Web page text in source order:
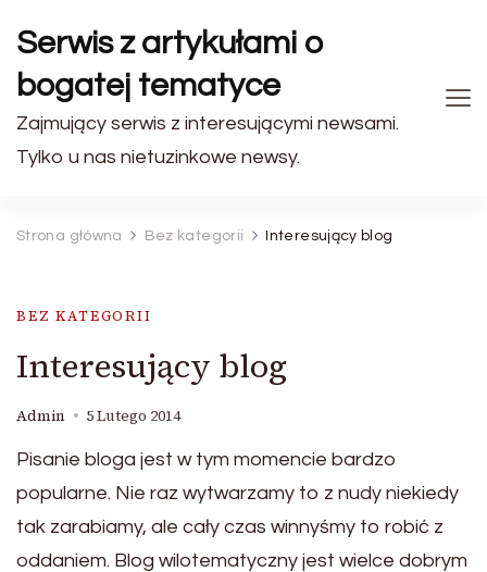
Serwis z artykułami o
bogatej tematyce
Zajmujący serwis z interesującymi newsami.
Tylko u nas nietuzinkowe newsy.
Strona główna Bez kategorii Interesujący blog
BEZ KATEGORII
Interesujący blog
Admin 5 Lutego 2014
Pisanie bloga jest w tym momencie bardzo
popularne. Nie raz wytwarzamy to z nudy niekiedy
tak zarabiamy, ale cały czas winnyśmy to robić z
oddaniem. Blog wilotematyczny jest wielce dobrym